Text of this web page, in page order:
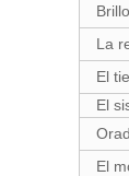
Brillo
La
El
El
El